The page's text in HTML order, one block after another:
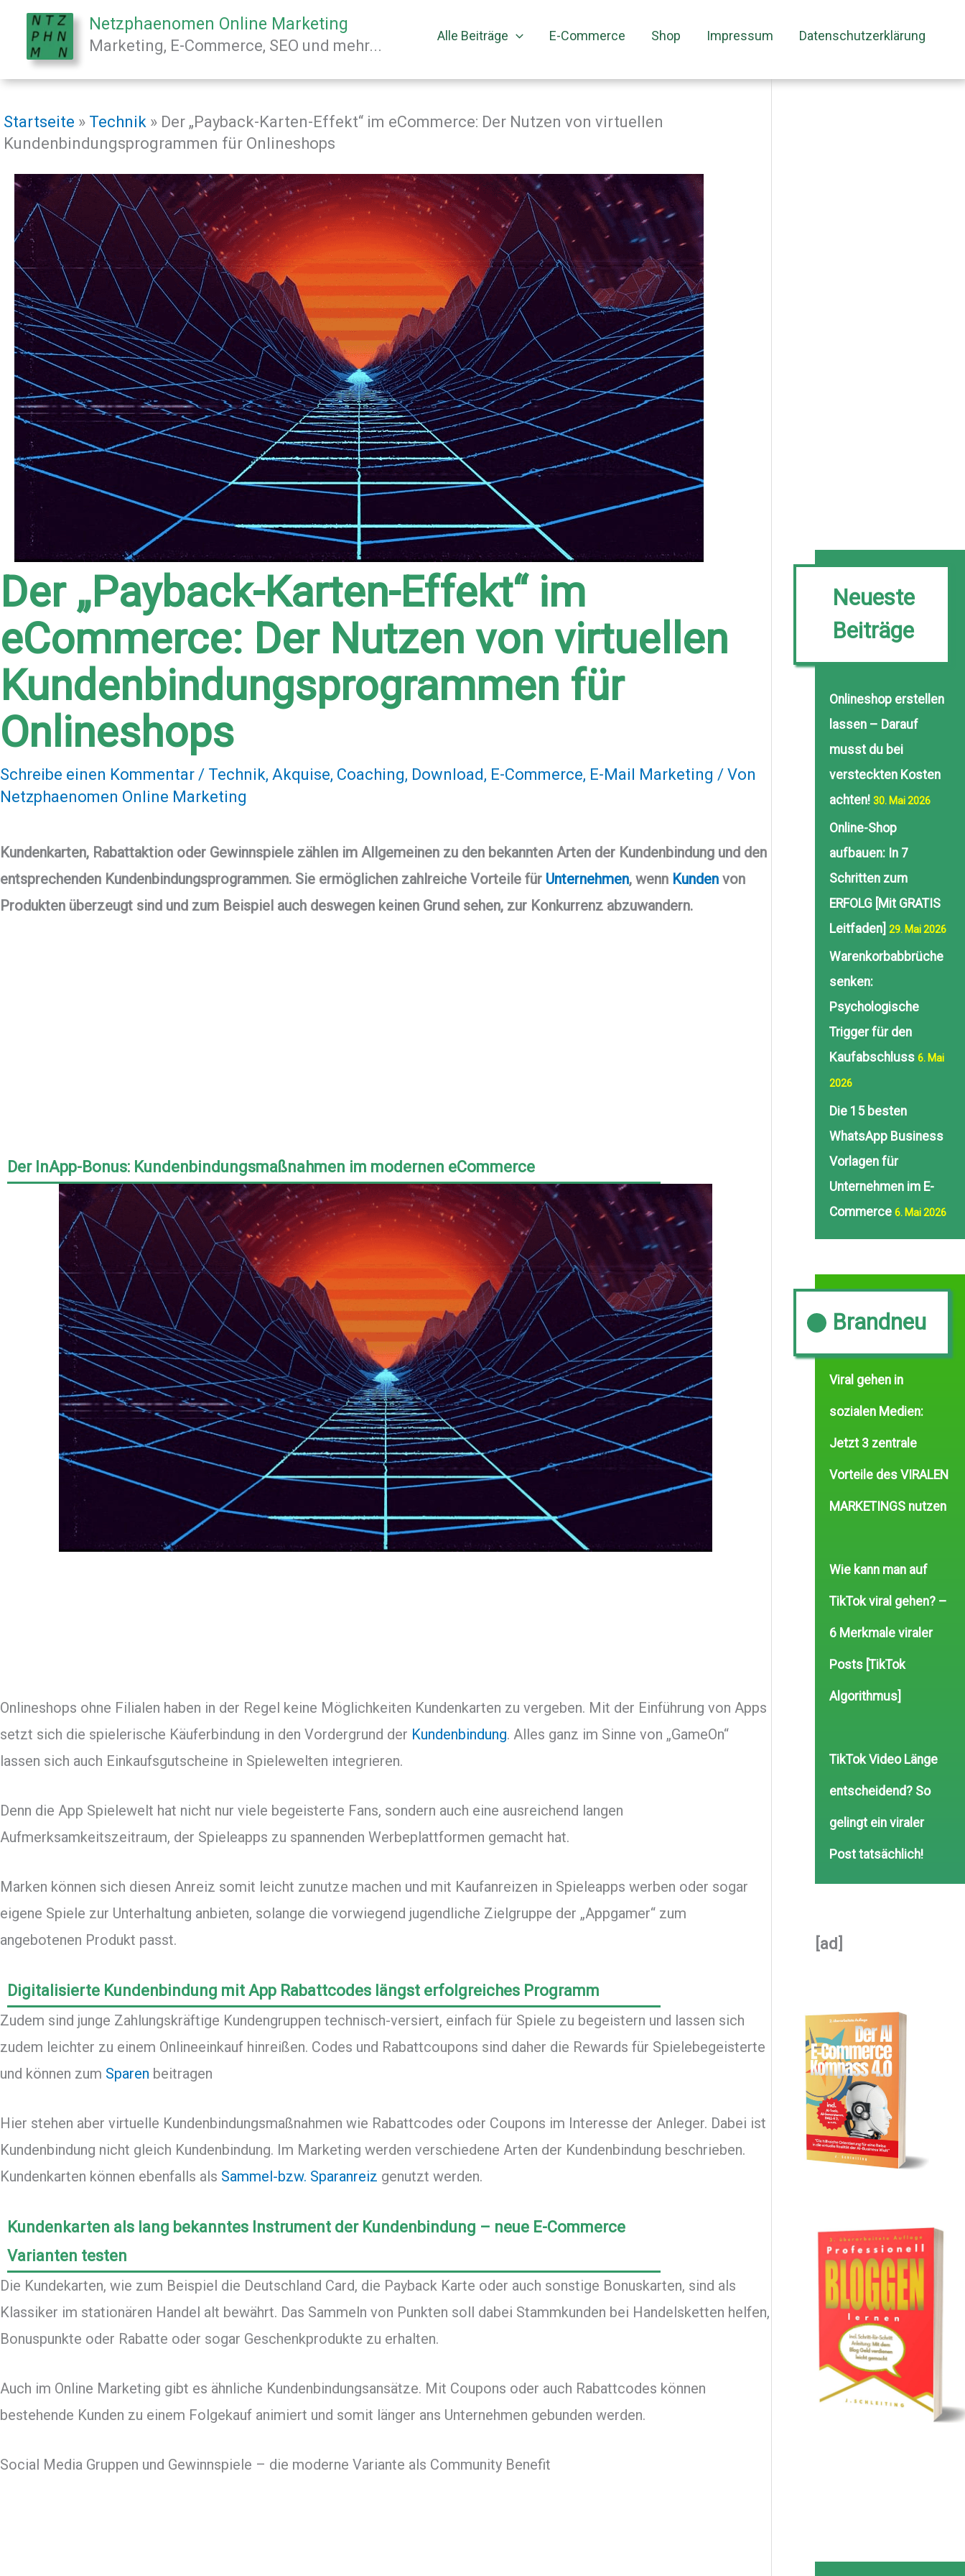
Zum
Inhalt
springen
Netzphaenomen Online Marketing
Marketing, E-Commerce, SEO und mehr...
Alle Beiträge E-Commerce Shop Impressum Datenschutzerklärung
Startseite » Technik » Der „Payback-Karten-Effekt“ im eCommerce: Der Nutzen von virtuellen
Kundenbindungsprogrammen für Onlineshops
Der „Payback-Karten-Effekt“ im
eCommerce: Der Nutzen von virtuellen
Kundenbindungsprogrammen für
Onlineshops
Schreibe einen Kommentar / Technik, Akquise, Coaching, Download, E-Commerce, E-Mail Marketing / Von
Netzphaenomen Online Marketing
Kundenkarten, Rabattaktion oder Gewinnspiele zählen im Allgemeinen zu den bekannten Arten der Kundenbindung und den
entsprechenden Kundenbindungsprogrammen. Sie ermöglichen zahlreiche Vorteile für Unternehmen, wenn Kunden von
Produkten überzeugt sind und zum Beispiel auch deswegen keinen Grund sehen, zur Konkurrenz abzuwandern.
Der InApp-Bonus: Kundenbindungsmaßnahmen im modernen eCommerce
Onlineshops ohne Filialen haben in der Regel keine Möglichkeiten Kundenkarten zu vergeben. Mit der Einführung von Apps
setzt sich die spielerische Käuferbindung in den Vordergrund der Kundenbindung. Alles ganz im Sinne von „GameOn“
lassen sich auch Einkaufsgutscheine in Spielewelten integrieren.
Denn die App Spielewelt hat nicht nur viele begeisterte Fans, sondern auch eine ausreichend langen
Aufmerksamkeitszeitraum, der Spieleapps zu spannenden Werbeplattformen gemacht hat.
Marken können sich diesen Anreiz somit leicht zunutze machen und mit Kaufanreizen in Spieleapps werben oder sogar
eigene Spiele zur Unterhaltung anbieten, solange die vorwiegend jugendliche Zielgruppe der „Appgamer“ zum
angebotenen Produkt passt.
Digitalisierte Kundenbindung mit App Rabattcodes längst erfolgreiches Programm
Zudem sind junge Zahlungskräftige Kundengruppen technisch-versiert, einfach für Spiele zu begeistern und lassen sich
zudem leichter zu einem Onlineeinkauf hinreißen. Codes und Rabattcoupons sind daher die Rewards für Spielebegeisterte
und können zum Sparen beitragen
Hier stehen aber virtuelle Kundenbindungsmaßnahmen wie Rabattcodes oder Coupons im Interesse der Anleger. Dabei ist
Kundenbindung nicht gleich Kundenbindung. Im Marketing werden verschiedene Arten der Kundenbindung beschrieben.
Kundenkarten können ebenfalls als Sammel-bzw. Sparanreiz genutzt werden.
Kundenkarten als lang bekanntes Instrument der Kundenbindung – neue E-Commerce
Varianten testen
Die Kundekarten, wie zum Beispiel die Deutschland Card, die Payback Karte oder auch sonstige Bonuskarten, sind als
Klassiker im stationären Handel alt bewährt. Das Sammeln von Punkten soll dabei Stammkunden bei Handelsketten helfen,
Bonuspunkte oder Rabatte oder sogar Geschenkprodukte zu erhalten.
Auch im Online Marketing gibt es ähnliche Kundenbindungsansätze. Mit Coupons oder auch Rabattcodes können
bestehende Kunden zu einem Folgekauf animiert und somit länger ans Unternehmen gebunden werden.
Social Media Gruppen und Gewinnspiele – die moderne Variante als Community Benefit
Neueste
Beiträge
Onlineshop erstellen
lassen – Darauf
musst du bei
versteckten Kosten
achten! 30. Mai 2026
Online-Shop
aufbauen: In 7
Schritten zum
ERFOLG [Mit GRATIS
Leitfaden] 29. Mai 2026
Warenkorbabbrüche
senken:
Psychologische
Trigger für den
Kaufabschluss 6. Mai
2026
Die 15 besten
WhatsApp Business
Vorlagen für
Unternehmen im E-
Commerce 6. Mai 2026
Brandneu
Viral gehen in
sozialen Medien:
Jetzt 3 zentrale
Vorteile des VIRALEN
MARKETINGS nutzen
Wie kann man auf
TikTok viral gehen? –
6 Merkmale viraler
Posts [TikTok
Algorithmus]
TikTok Video Länge
entscheidend? So
gelingt ein viraler
Post tatsächlich!
[ad]